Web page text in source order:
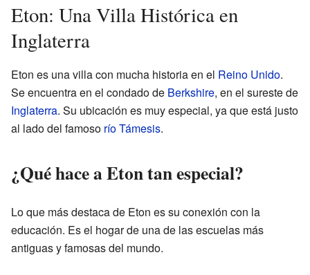
Eton: Una Villa Histórica en
Inglaterra
Eton es una villa con mucha historia en el Reino Unido.
Se encuentra en el condado de Berkshire, en el sureste de
Inglaterra. Su ubicación es muy especial, ya que está justo
al lado del famoso río Támesis.
¿Qué hace a Eton tan especial?
Lo que más destaca de Eton es su conexión con la
educación. Es el hogar de una de las escuelas más
antiguas y famosas del mundo.